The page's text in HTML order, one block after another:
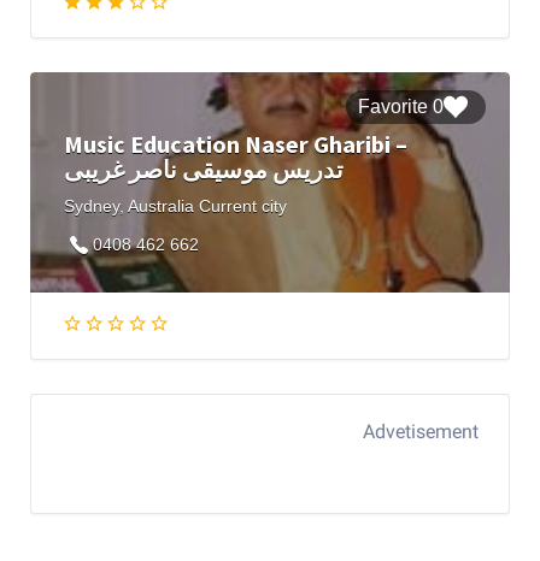
0 Favorite
Music Education Naser Gharibi –
تدریس موسیقی ناصر غریبی
Sydney, Australia Current city
0408 462 662
Advetisement